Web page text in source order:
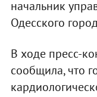
начальник
Одесского
В ходе пресс-
сообщила, что